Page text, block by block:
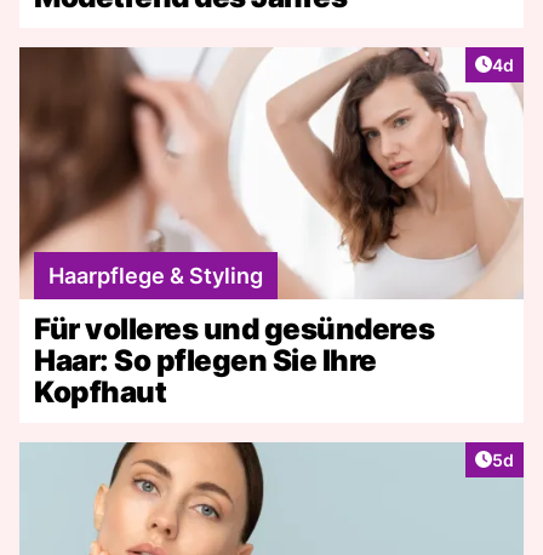
4d
Haarpflege & Styling
Für volleres und gesünderes
Haar: So pflegen Sie Ihre
Kopfhaut
5d